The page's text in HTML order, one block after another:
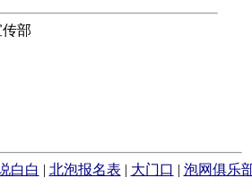
部
白白 | 北泡报名表 | 大门口 | 泡网俱乐